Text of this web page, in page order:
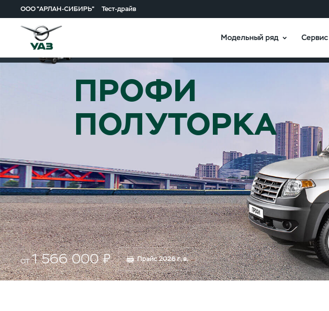
ООО "АРЛАН-СИБИРЬ" Тест-драйв
Модельный ряд Сервис
ПРОФИ
ПОЛУТОРКА
от1 566 000 ₽ Прайс 2026 г. в.